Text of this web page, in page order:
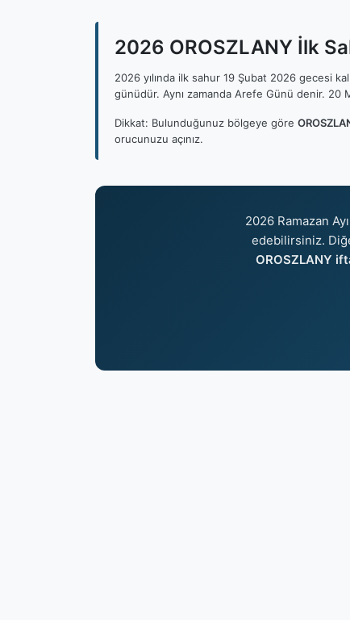
2026 OROSZLANY İlk
2026 yılında ilk sahur 19 Şubat 2026 gecesi
günüdür. Aynı zamanda Arefe Günü denir. 20
Dikkat: Bulunduğunuz bölgeye göre
orucunuzu açınız.
2026 Ramazan
edebilirsiniz.
OROSZLANY